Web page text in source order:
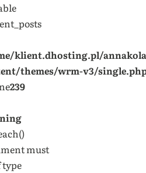
klient.dhosting.pl/
themes/wrm-v3/
239
must
type